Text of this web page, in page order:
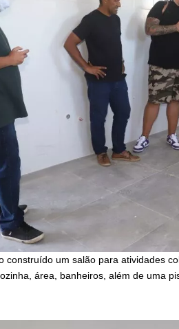
construído um salão para atividades
área, banheiros, além de uma